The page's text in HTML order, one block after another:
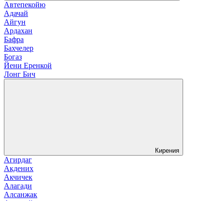
Автепекойю
Адачай
Айгун
Ардахан
Бафра
Бахчелер
Богаз
Йени Еренкой
Лонг Бич
Кирения
Агирдаг
Акдених
Акчичек
Алагади
Алсанжак